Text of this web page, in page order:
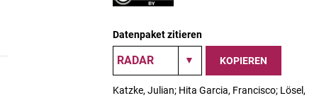
Datenpaket zitieren
KOPIEREN
Katzke, Julian; Hita Garcia, Francisco; Lösel,